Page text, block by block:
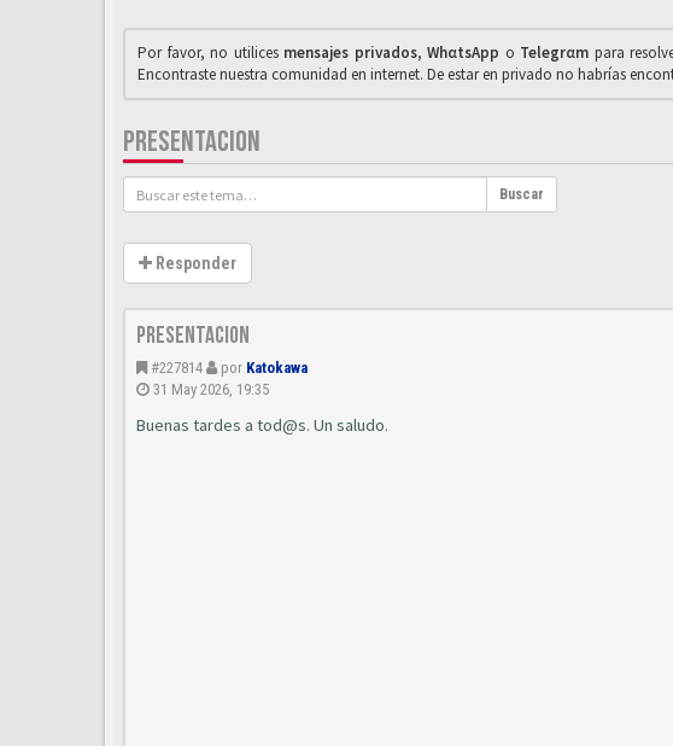
Por favor, no utilices mensajes privados,WhαtsApp o Telegrαm para
Encontraste nuestra comunidad en internet. De estar en privado no habrías
PRESENTACION
Buscar
Responder
Presentacion
#227814 por Katokawa
31 May 2026, 19:35
Buenas tardes a tod@s. Un saludo.